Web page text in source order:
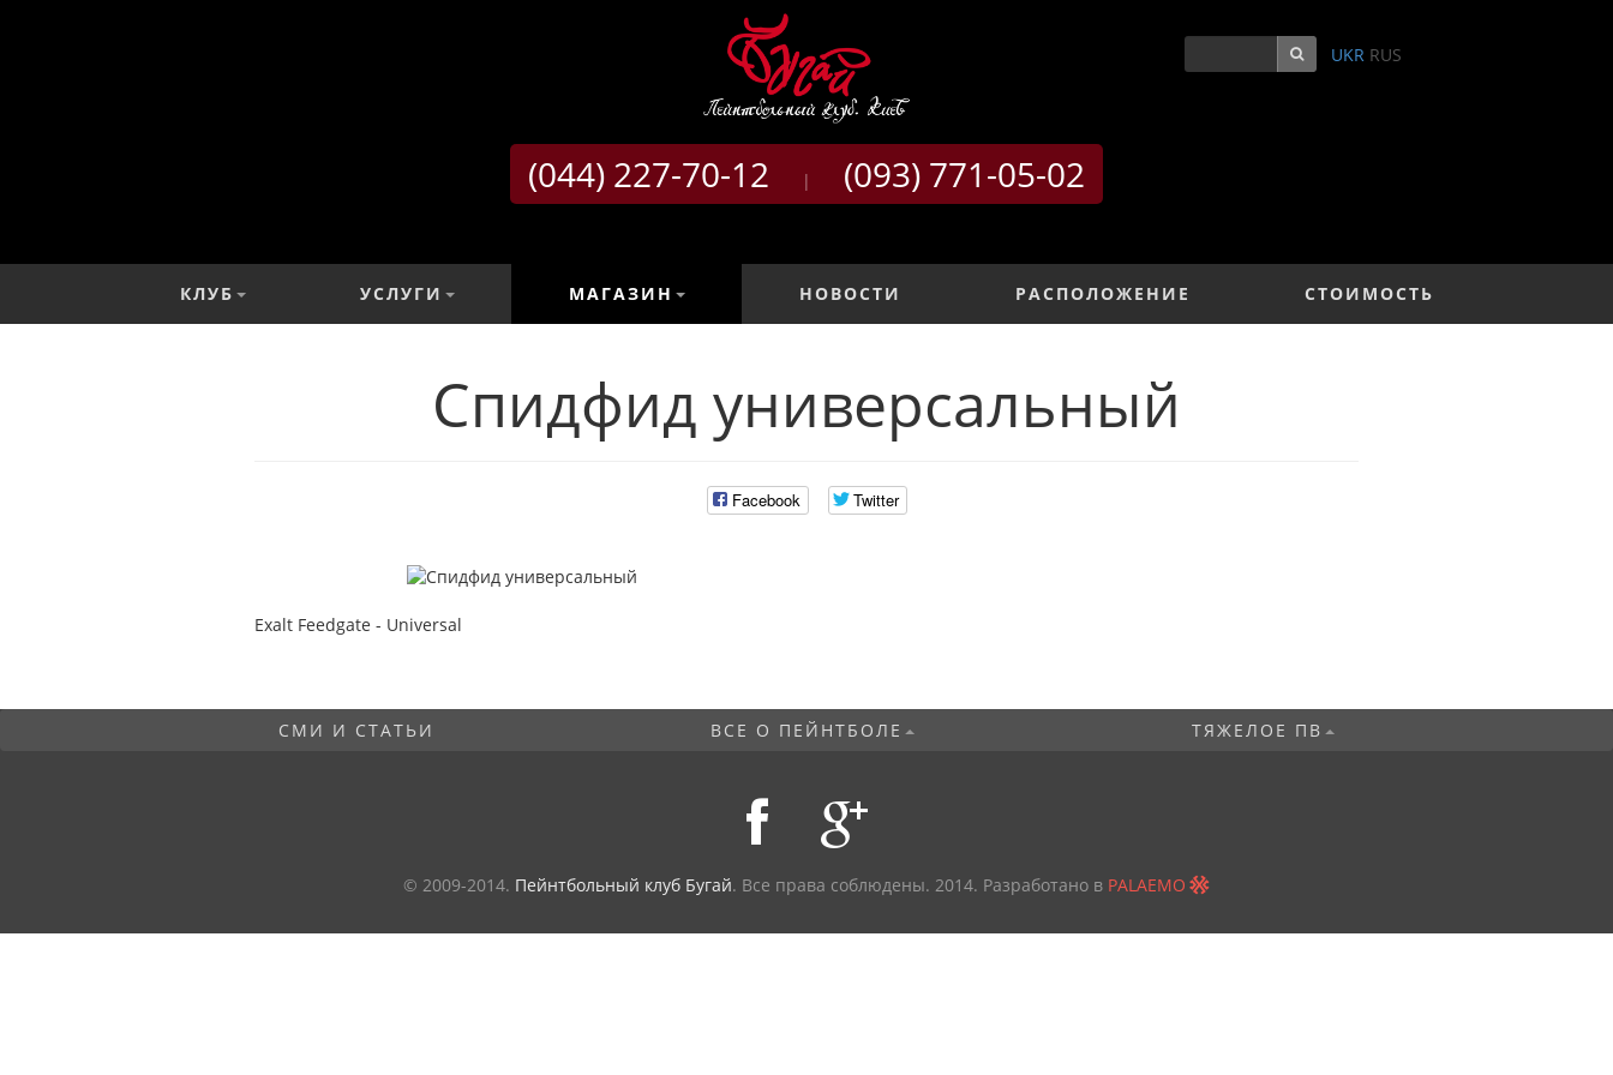
UKR RUS
(044) 227-70-12 | (093) 771-05-02
КЛУБ УСЛУГИ МАГАЗИН НОВОСТИ РАСПОЛОЖЕНИЕ СТОИМОСТЬ
Спидфид универсальный
Facebook Twitter
Exalt Feedgate - Universal
СМИ И СТАТЬИ ВСЕ О ПЕЙНТБОЛЕ ТЯЖЕЛОЕ ПВ
© 2009-2014. Пейнтбольный клуб Бугай. Все права соблюдены. 2014. Разработано в PALAEMO